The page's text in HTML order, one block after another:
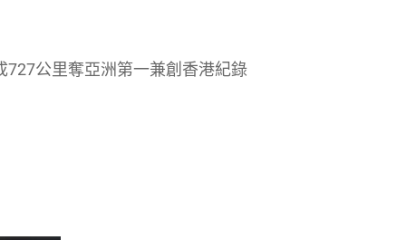
727公里奪亞洲第一兼創香港紀錄